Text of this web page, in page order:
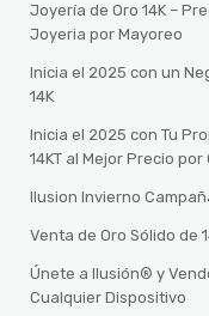
Joyería de Oro 14K –
Joyeria por Mayoreo
Inicia el 2025 con un
14K
Inicia el 2025 con Tu
14KT al Mejor Precio por
Ilusion Invierno
Venta de Oro Sólido de
Únete a Ilusión® y
Cualquier Dispositivo